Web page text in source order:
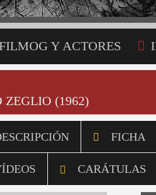
Y ACTORES
ZEGLIO (1962)
FICHA
CARÁTULAS